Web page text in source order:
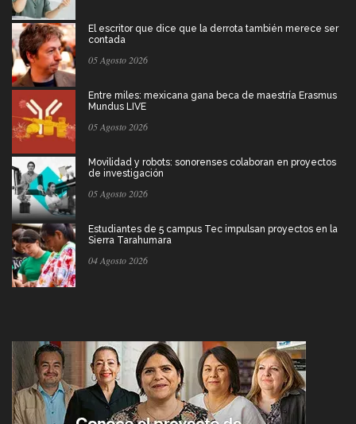
El escritor que dice que la derrota también merece ser
contada
05 Agosto 2026
Entre miles: mexicana gana beca de maestría Erasmus
Mundus LIVE
05 Agosto 2026
Movilidad y robots: sonorenses colaboran en proyectos
de investigación
05 Agosto 2026
Estudiantes de 5 campus Tec impulsan proyectos en la
Sierra Tarahumara
04 Agosto 2026